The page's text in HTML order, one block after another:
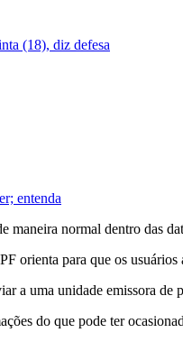
(18), diz defesa
entenda
maneira normal dentro das
orienta para que os
a uma unidade emissora
do que pode ter